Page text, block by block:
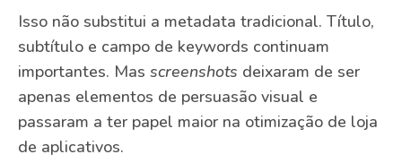
Isso não substitui a metadata tradicional. Título,
subtítulo e campo de keywords continuam
importantes. Mas screenshots deixaram de ser
apenas elementos de persuasão visual e
passaram a ter papel maior na otimização de loja
de aplicativos.